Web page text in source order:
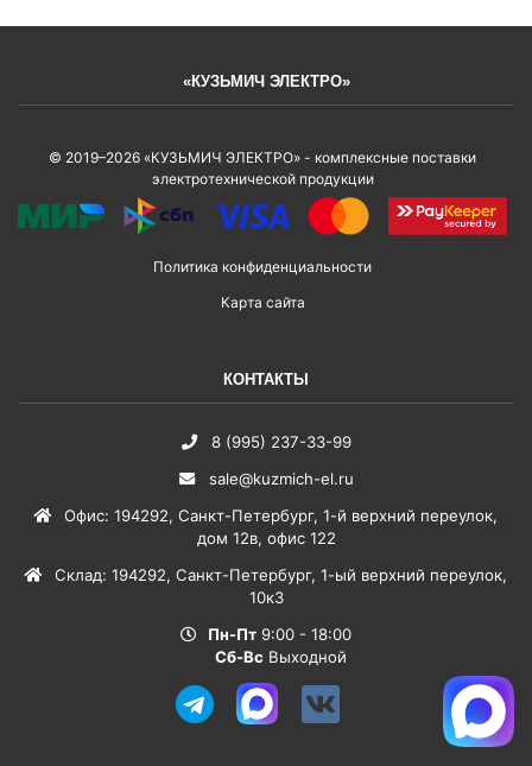
«КУЗЬМИЧ ЭЛЕКТРО»
© 2019–2026 «КУЗЬМИЧ ЭЛЕКТРО» - комплексные поставки
электротехнической продукции
Политика конфиденциальности
Карта сайта
КОНТАКТЫ
8 (995) 237-33-99
sale@kuzmich-el.ru
Офис: 194292, Санкт-Петербург, 1-й верхний переулок,
дом 12в, офис 122
Склад: 194292, Санкт-Петербург, 1-ый верхний переулок,
10к3
Пн-Пт 9:00 - 18:00
Сб-Вс Выходной